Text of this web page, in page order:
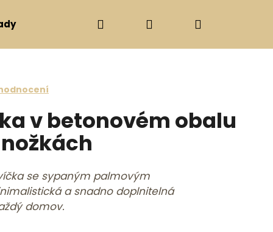
Ostatní Dárkové poukazy
Přihlášení
0,0 z 5 hvězdiček.
v betonovém obalu
se sypaným palmovým
a snadno doplnitelná
domov.